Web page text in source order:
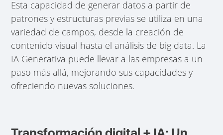
Esta capacidad de generar datos a partir de
patrones y estructuras previas se utiliza en una
variedad de campos, desde la creación de
contenido visual hasta el análisis de big data. La
IA Generativa puede llevar a las empresas a un
paso más allá, mejorando sus capacidades y
ofreciendo nuevas soluciones.